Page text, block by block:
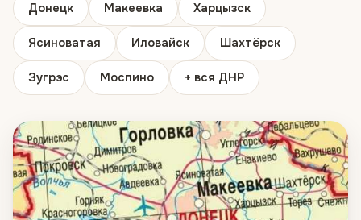
Донецк Макеевка Харцызск
Ясиноватая Иловайск Шахтёрск
Зугрэс Моспино + вся ДНР